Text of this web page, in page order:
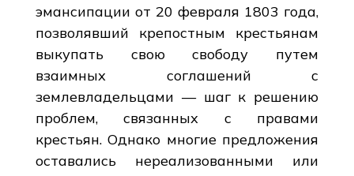
эмансипации от 20 февраля 1803 года,
позволявший крепостным крестьянам
выкупать свою свободу путем
взаимных соглашений с
землевладельцами — шаг к решению
проблем, связанных с правами
крестьян. Однако многие предложения
оставались нереализованными или